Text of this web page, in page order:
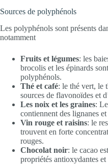
Sources de polyphénols
Les polyphénols sont présents
notamment
Fruits et légumes: les
brocolis et les épinards
polyphénols.
Thé et café: le thé vert, le
sources de flavonoïdes et
Les noix et les graines:
contiennent des lignanes
Vin rouge et raisins: le
trouvent en forte
rouges.
Chocolat noir: le cacao
propriétés antioxydantes